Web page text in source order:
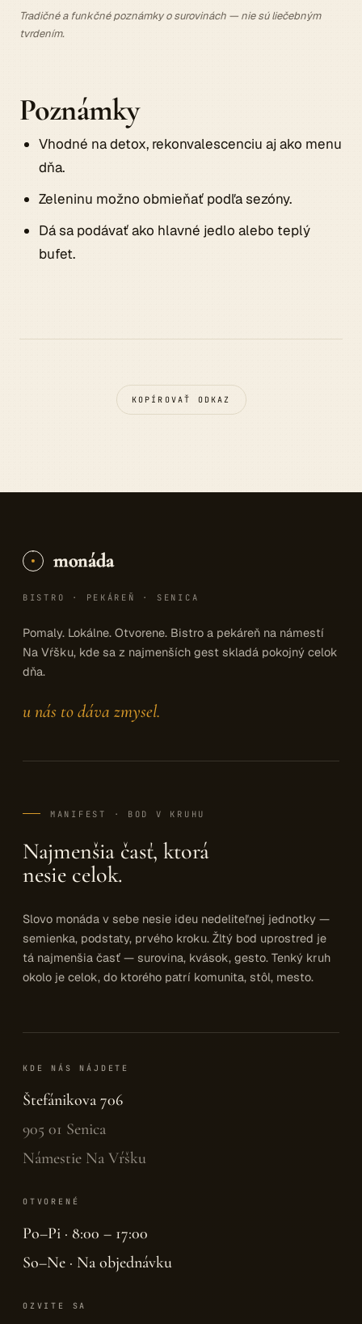
Tradičné a funkčné poznámky o surovinách — nie sú liečebným
tvrdením.
Poznámky
Vhodné na detox, rekonvalescenciu aj ako menu
dňa.
Zeleninu možno obmieňať podľa sezóny.
Dá sa podávať ako hlavné jedlo alebo teplý
bufet.
KOPÍROVAŤ ODKAZ
monáda
BISTRO · PEKÁREŇ · SENICA
Pomaly. Lokálne. Otvorene. Bistro a pekáreň na námestí
Na Vŕšku, kde sa z najmenších gest skladá pokojný celok
dňa.
u nás to dáva zmysel.
MANIFEST · BOD V KRUHU
Najmenšia časť, ktorá
nesie celok.
Slovo monáda v sebe nesie ideu nedeliteľnej jednotky —
semienka, podstaty, prvého kroku. Žltý bod uprostred je
tá najmenšia časť — surovina, kvások, gesto. Tenký kruh
okolo je celok, do ktorého patrí komunita, stôl, mesto.
KDE NÁS NÁJDETE
Štefánikova 706
905 01 Senica
Námestie Na Vŕšku
OTVORENÉ
Po–Pi · 8:00 – 17:00
So–Ne · Na objednávku
OZVITE SA